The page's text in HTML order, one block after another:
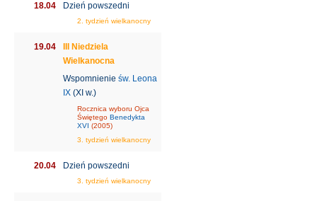
18.04 Dzień powszedni
2. tydzień wielkanocny
19.04
III Niedziela
Wielkanocna
Wspomnienie św. Leona
IX (XI w.)
Rocznica wyboru Ojca
Świętego Benedykta
XVI (2005)
3. tydzień wielkanocny
20.04 Dzień powszedni
3. tydzień wielkanocny